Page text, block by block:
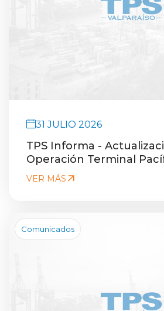
31 JULIO 2026
TPS Informa -
Operación Terminal
VER MÁS
Comunicados